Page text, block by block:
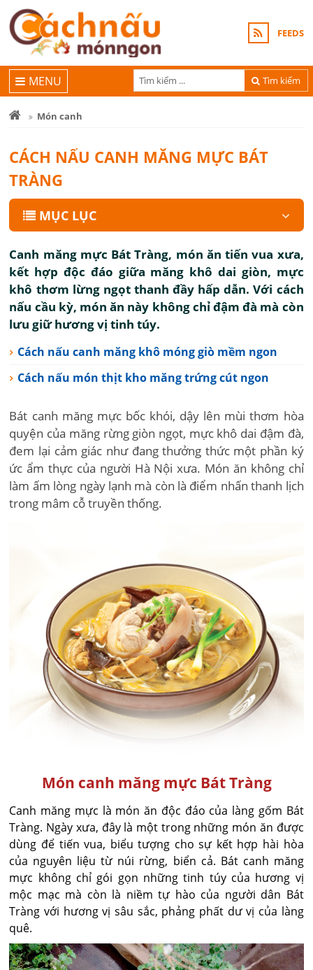
FEEDS
Tìm kiếm
MENU
Món canh
CÁCH NẤU CANH MĂNG MỰC BÁT
TRÀNG
MỤC LỤC
Canh măng mực Bát Tràng, món ăn tiến vua xưa,
kết hợp độc đáo giữa măng khô dai giòn, mực
khô thơm lừng ngọt thanh đầy hấp dẫn. Với cách
nấu cầu kỳ, món ăn này không chỉ đậm đà mà còn
lưu giữ hương vị tinh túy.
Cách nấu canh măng khô móng giò mềm ngon
Cách nấu món thịt kho măng trứng cút ngon
Bát canh măng mực bốc khói, dậy lên mùi thơm hòa
quyện của măng rừng giòn ngọt, mực khô dai đậm đà,
đem lại cảm giác như đang thưởng thức một phần ký
ức ẩm thực của người Hà Nội xưa. Món ăn không chỉ
làm ấm lòng ngày lạnh mà còn là điểm nhấn thanh lịch
trong mâm cỗ truyền thống.
Món canh măng mực Bát Tràng
Canh măng mực là món ăn độc đáo của làng gốm Bát
Tràng. Ngày xưa, đây là một trong những món ăn được
dùng để tiến vua, biểu tượng cho sự kết hợp hài hòa
của nguyên liệu từ núi rừng, biển cả. Bát canh măng
mực không chỉ gói gọn những tinh túy của hương vị
mộc mạc mà còn là niềm tự hào của người dân Bát
Tràng với hương vị sâu sắc, phảng phất dư vị của làng
quê.